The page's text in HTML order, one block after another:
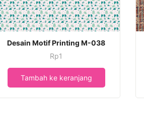
Desain Motif Printing M-038
Rp1
Tambah ke keranjang